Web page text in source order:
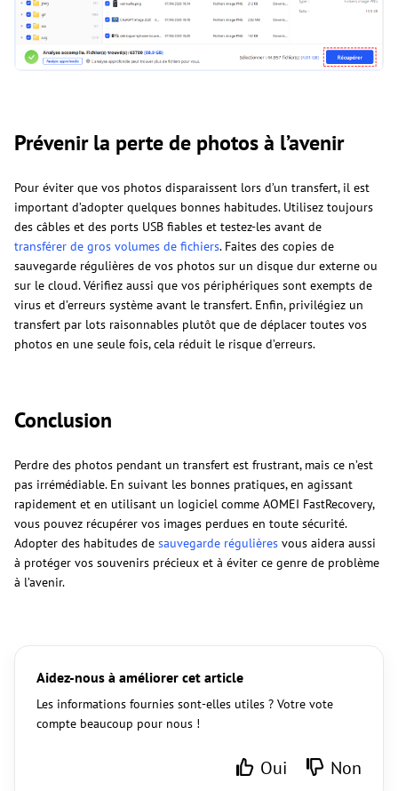
Prévenir la perte de photos à l’avenir
Pour éviter que vos photos disparaissent lors d’un transfert, il est
important d’adopter quelques bonnes habitudes. Utilisez toujours
des câbles et des ports USB fiables et testez-les avant de
transférer de gros volumes de fichiers. Faites des copies de
sauvegarde régulières de vos photos sur un disque dur externe ou
sur le cloud. Vérifiez aussi que vos périphériques sont exempts de
virus et d’erreurs système avant le transfert. Enfin, privilégiez un
transfert par lots raisonnables plutôt que de déplacer toutes vos
photos en une seule fois, cela réduit le risque d’erreurs.
Conclusion
Perdre des photos pendant un transfert est frustrant, mais ce n’est
pas irrémédiable. En suivant les bonnes pratiques, en agissant
rapidement et en utilisant un logiciel comme AOMEI FastRecovery,
vous pouvez récupérer vos images perdues en toute sécurité.
Adopter des habitudes de sauvegarde régulières vous aidera aussi
à protéger vos souvenirs précieux et à éviter ce genre de problème
à l’avenir.
Aidez-nous à améliorer cet article
Les informations fournies sont-elles utiles ? Votre vote
compte beaucoup pour nous !
Oui Non